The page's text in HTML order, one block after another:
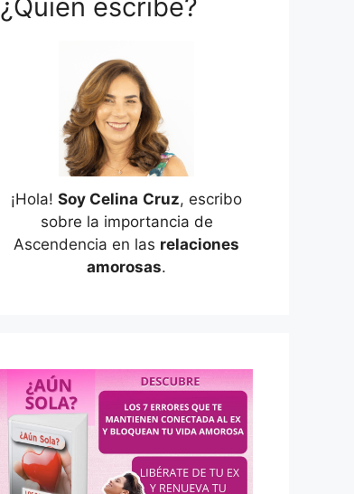
¿Quién escribe?
¡Hola! Soy Celina Cruz, escribo
sobre la importancia de
Ascendencia en las relaciones
amorosas.